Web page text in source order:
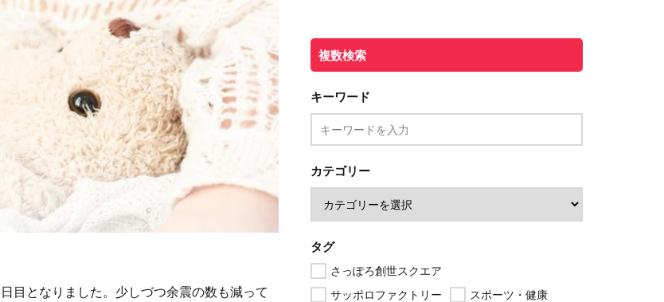
目となりました。少しづつ余震の数も減って
複数検索
キーワード
カテゴリー
タグ
さっぽろ創世スクエア
サッポロファクトリー
スポーツ・健康